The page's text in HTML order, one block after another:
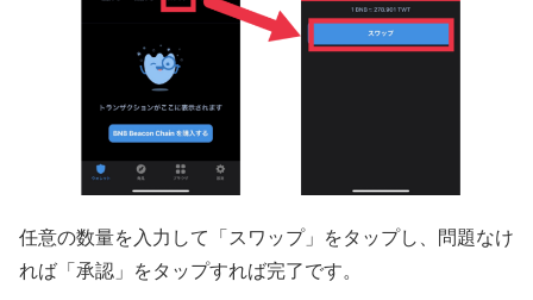
任意の数量を入力して「スワップ」をタップし、問題なけ
れば「承認」をタップすれば完了です。